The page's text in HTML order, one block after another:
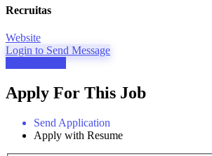
Recruitas
Website
Login to Send Message
Apply For This Job
Send Application
Apply with Resume